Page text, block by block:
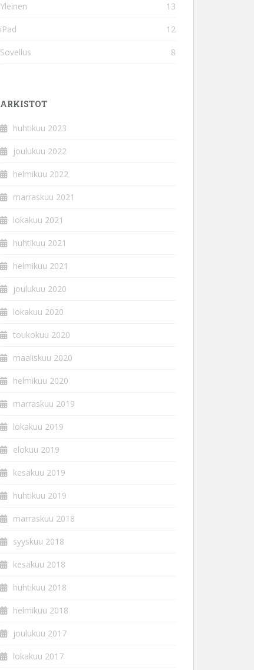
Yleinen 13
iPad 12
Sovellus 8
ARKISTOT
huhtikuu 2023
joulukuu 2022
helmikuu 2022
marraskuu 2021
lokakuu 2021
huhtikuu 2021
helmikuu 2021
joulukuu 2020
lokakuu 2020
toukokuu 2020
maaliskuu 2020
helmikuu 2020
marraskuu 2019
lokakuu 2019
elokuu 2019
kesäkuu 2019
huhtikuu 2019
marraskuu 2018
syyskuu 2018
kesäkuu 2018
huhtikuu 2018
helmikuu 2018
joulukuu 2017
lokakuu 2017